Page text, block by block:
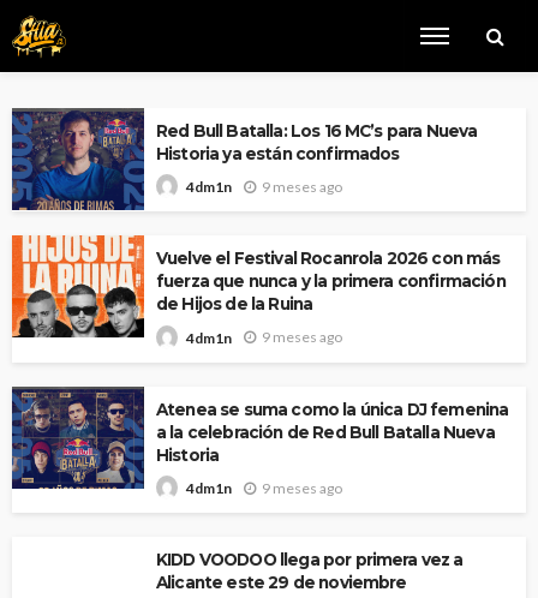
Red Bull Batalla: Los 16 MC’s para Nueva
Historia ya están confirmados
4dm1n 9 meses ago
Vuelve el Festival Rocanrola 2026 con más
fuerza que nunca y la primera confirmación
de Hijos de la Ruina
4dm1n 9 meses ago
Atenea se suma como la única DJ femenina
a la celebración de Red Bull Batalla Nueva
Historia
4dm1n 9 meses ago
KIDD VOODOO llega por primera vez a
Alicante este 29 de noviembre